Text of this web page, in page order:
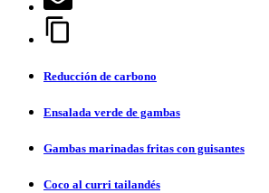
Reducción de carbono
Ensalada verde de gambas
Gambas marinadas fritas con guisantes
Coco al curri tailandés